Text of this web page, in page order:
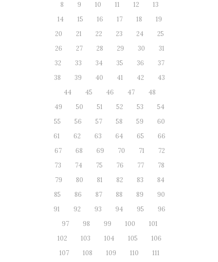
8
9 10 11 12
13
14
15 16 17 18
19
20
21 22 23 24
25
26
27 28 29 30
31
32
33 34 35 36
37
38
39 40 41 42
43
44
45 46 47
48
49
50 51 52 53
54
55
56 57 58 59
60
61
62 63 64 65
66
67
68 69 70 71
72
73
74 75 76 77
78
79
80 81 82 83
84
85
86 87 88 89
90
91
92 93 94 95
96
97
98 99 100
101
102
103 104 105
106
107
108 109 110
111